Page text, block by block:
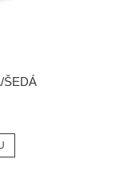
ŠEDÁ